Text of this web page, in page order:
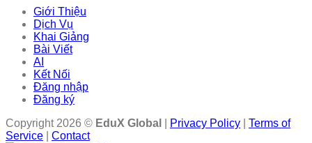
Giới Thiệu
Dịch Vụ
Khai Giảng
Bài Viết
AI
Kết Nối
Đăng nhập
Đăng ký
Copyright 2026 © EduX Global Privacy Policy
Terms of
Service
Contact